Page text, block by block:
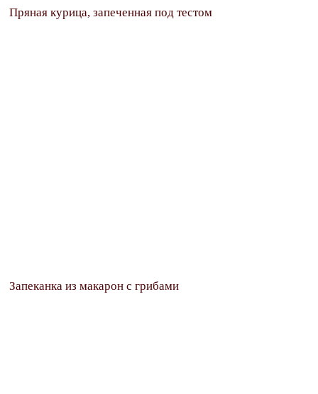
Пряная курица, запеченная под тестом
Запеканка из макарон с грибами